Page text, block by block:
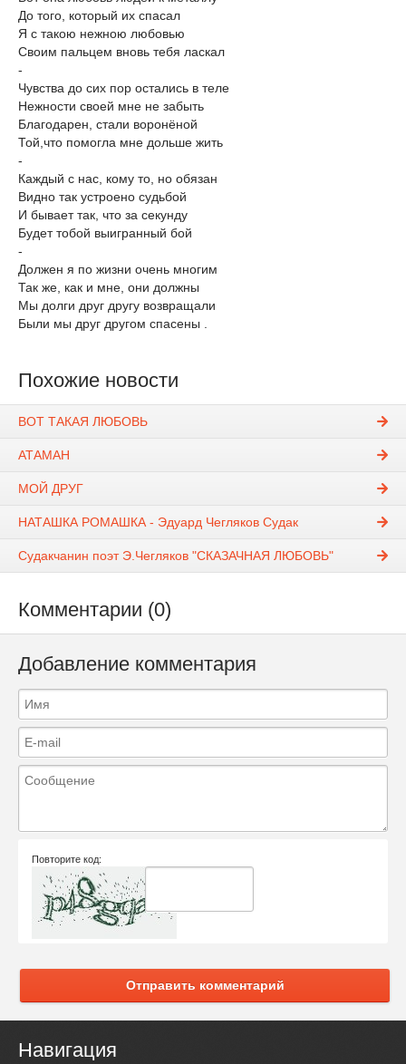
До того, который их спасал
Я с такою нежною любовью
Своим пальцем вновь тебя ласкал
-
Чувства до сих пор остались в теле
Нежности своей мне не забыть
Благодарен, стали воронёной
Той,что помогла мне дольше жить
-
Каждый с нас, кому то, но обязан
Видно так устроено судьбой
И бывает так, что за секунду
Будет тобой выигранный бой
-
Должен я по жизни очень многим
Так же, как и мне, они должны
Мы долги друг другу возвращали
Были мы друг другом спасены .
Похожие новости
ВОТ ТАКАЯ ЛЮБОВЬ
АТАМАН
МОЙ ДРУГ
НАТАШКА РОМАШКА - Эдуард Чегляков Судак
Судакчанин поэт Э.Чегляков "СКАЗАЧНАЯ ЛЮБОВЬ"
Комментарии (0)
Добавление комментария
Повторите код:
Отправить комментарий
Навигация